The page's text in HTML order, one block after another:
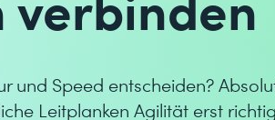
und Speed entscheiden?
Leitplanken Agilität erst